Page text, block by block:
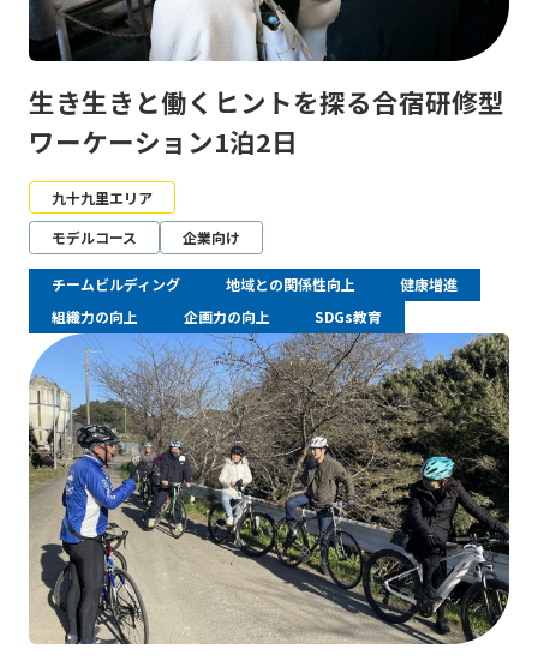
生き生きと働くヒントを探る合宿研修型
ワーケーション1泊2日
九十九里エリア
モデルコース
企業向け
チームビルディング 地域との関係性向上
健康増進
組織力の向上
企画力の向上 SDGs教育